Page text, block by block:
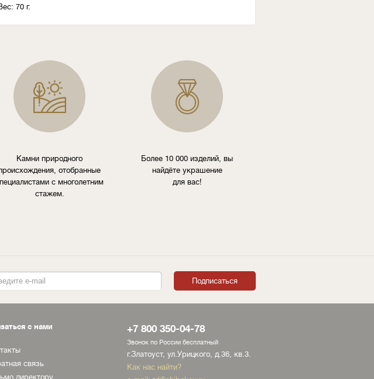
70 г.
Камни природного
отобранные
с многолетним
стажем.
Более 10 000 изделий, вы
найдёте украшение
для вас!
с нами
связь
директору
+7 800 350-04-78
Звонок по России бесплатный
г.Златоуст, ул.Урицкого, д.36, кв.3.
Как нас найти?